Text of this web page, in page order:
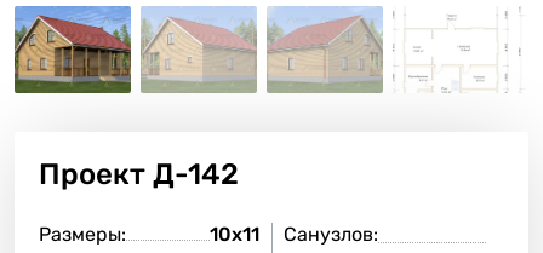
Проект Д-142
Размеры:
10х11
Санузлов: